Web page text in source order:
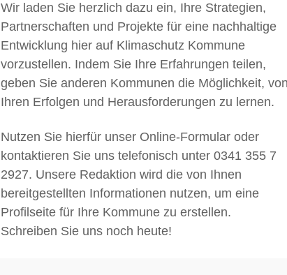
Wir laden Sie herzlich dazu ein, Ihre Strategien,
Partnerschaften und Projekte für eine nachhaltige
Entwicklung hier auf Klimaschutz Kommune
vorzustellen. Indem Sie Ihre Erfahrungen teilen,
geben Sie anderen Kommunen die Möglichkeit, von
Ihren Erfolgen und Herausforderungen zu lernen.
Nutzen Sie hierfür unser Online-Formular oder
kontaktieren Sie uns telefonisch unter 0341 355 7
2927. Unsere Redaktion wird die von Ihnen
bereitgestellten Informationen nutzen, um eine
Profilseite für Ihre Kommune zu erstellen.
Schreiben Sie uns noch heute!